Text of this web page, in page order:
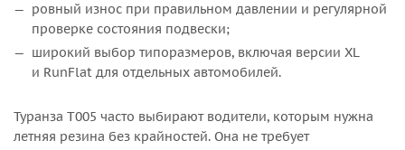
ровный износ при правильном давлении и регулярной
проверке состояния подвески;
широкий выбор типоразмеров, включая версии XL
и RunFlat для отдельных автомобилей.
Туранза Т005 часто выбирают водители, которым нужна
летняя резина без крайностей. Она не требует